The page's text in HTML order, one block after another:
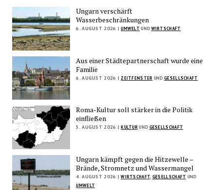
Ungarn verschärft
Wasserbeschränkungen
6. AUGUST 2026 | UMWELT UND WIRTSCHAFT
Aus einer Städtepartnerschaft wurde eine
Familie
6. AUGUST 2026 | ZEITFENSTER UNDGESELLSCHAFT
Roma-Kultur soll stärker in die Politik
einfließen
5. AUGUST 2026 | KULTURUND GESELLSCHAFT
Ungarn kämpft gegen die Hitzewelle –
Brände, Stromnetz und Wassermangel
4. AUGUST 2026 | WIRTSCHAFT GESELLSCHAFT UND
UMWELT